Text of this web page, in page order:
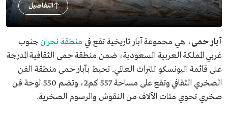
التفاصيل
آبار حمى، هي مجموعة آبار تاريخية تقع في منطقة نجرانجنوب
غربي المملكة العربية السعودية، ضمن منطقة حمى الثقافية المدرجة
على قائمة اليونسكو للتراث العالمي. تحيط بآبار حمى منطقة الفن
الصخري الثقافي وتقع على مساحة 557 كم2، وتضم 550 لوحة فن
صخري تحوي مئات الآلاف من النقوش والرسوم الصخرية.